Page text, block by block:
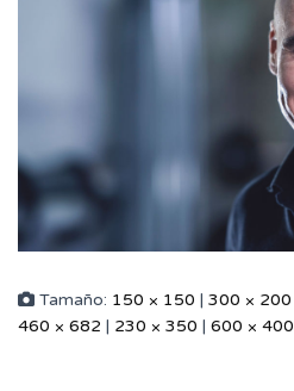
Tamaño: 150 × 150 | 300 × 200
460 × 682 | 230 × 350 | 600 × 400